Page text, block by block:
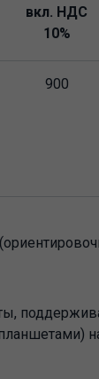
вкл. НДС
10%
900